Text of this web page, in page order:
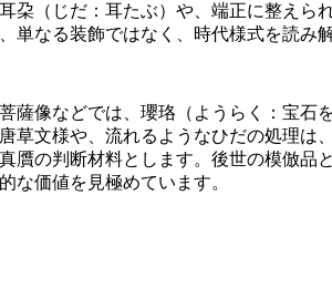
朶（じだ：耳たぶ）や、端正に整え
なる装飾ではなく、時代様式を読み
薩像などでは、瓔珞（ようらく：宝
草文様や、流れるようなひだの処理
の判断材料とします。後世の模倣品
な価値を見極めています。